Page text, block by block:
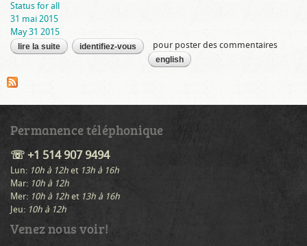
Status for all
31 mai 2015
May 31 2015
lire la suite de 31 mai : marche un statut pour tous et toutes!
identifiez-vous pour poster des commentaires
english
Permanence téléphonique
☏ +1 514 907 9494
Lun: 10h à 12h et 13h à 16h
Mar: 10h à 12h
Mer: 10h à 12h et 13h à 16h
Jeu: 10h à 12h
Venez nous voir!